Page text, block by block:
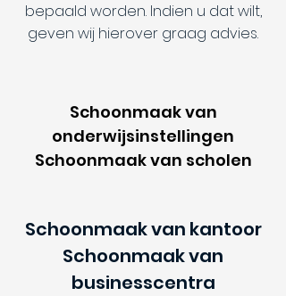
bepaald worden. Indien u dat wilt,
geven wij hierover graag advies.
Schoonmaak van
onderwijsinstellingen
Schoonmaak van scholen
Schoonmaak van kantoor
Schoonmaak van
businesscentra